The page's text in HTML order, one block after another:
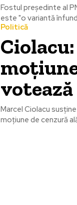
Fostul preşedinte al
este "o variantă
Politică
votează
Marcel Ciolacu